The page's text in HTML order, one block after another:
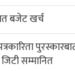
बजेट खर्च
सम्मानित